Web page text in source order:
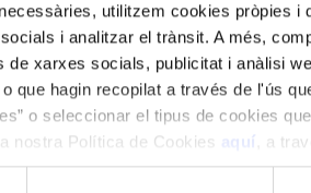
utilitzem cookies pròpies i
i analitzar el trànsit. A més,
de xarxes socials, publicitat i anàlisi
que hagin recopilat a través de l'ús
o seleccionar el tipus de cookies
nostra Política de Cookies aquí
, a